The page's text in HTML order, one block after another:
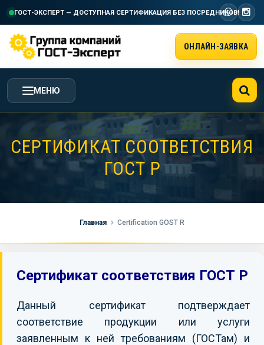
ГОСТ-ЭКСПЕРТ — ДОСТУПНАЯ СЕРТИФИКАЦИЯ БЕЗ ПОСРЕДНИКОВ!
ОНЛАЙН-ЗАЯВКА
МЕНЮ
ГЛАВНАЯ
УСЛУГИ ГК ГОСТ-ЭКСПЕРТ
СТОИМОСТЬ РАБОТ
НАША КОМПАНИЯ
КОНТАКТЫ
СЕРТИФИКАТ СООТВЕТСТВИЯ
ГОСТ Р
Главная Certification GOST R
Сертификат соответствия ГОСТ Р
Данный сертификат подтверждает
соответствие продукции или услуги
заявленным к ней требованиям (ГОСТам) и